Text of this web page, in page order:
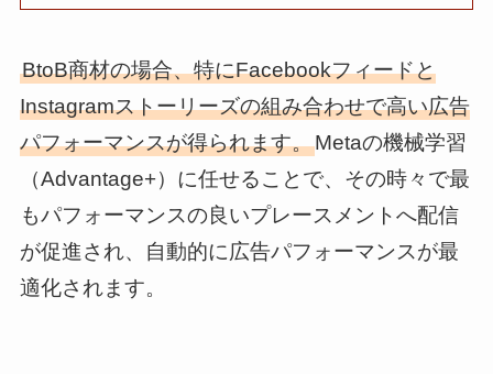
BtoB商材の場合、特にFacebookフィードと
Instagramストーリーズの組み合わせで高い広告
パフォーマンスが得られます。Metaの機械学習
（Advantage+）に任せることで、その時々で最
もパフォーマンスの良いプレースメントへ配信
が促進され、自動的に広告パフォーマンスが最
適化されます。